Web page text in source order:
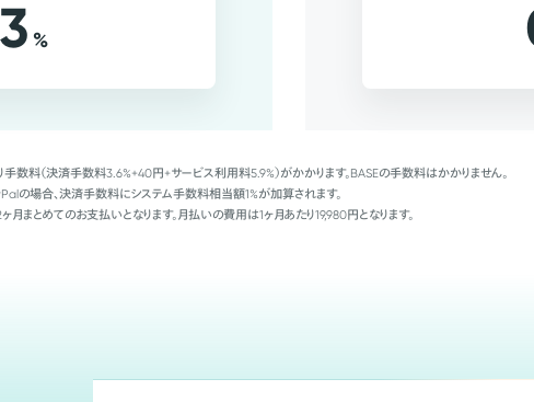
3 %
数料（決済手数料3.6%+40円+サービス利用料5.9%）がかかります。BASEの手数料はかかりません。
の場合、決済手数料にシステム手数料相当額1%が加算されます。
月まとめてのお支払いとなります。月払いの費用は1ヶ月あたり19,980円となります。